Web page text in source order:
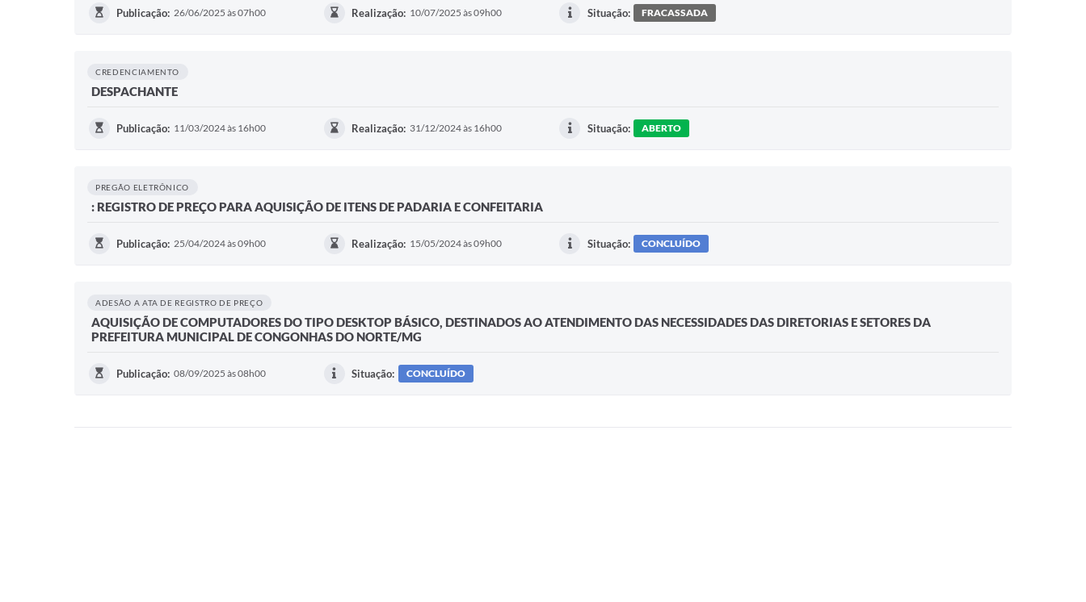
Publicação: 26/06/2025 às 07h00 Realização: 10/07/2025 às 09h00 Situação: FRACASSADA
CREDENCIAMENTO
DESPACHANTE
Publicação: 11/03/2024 às 16h00 Realização: 31/12/2024 às 16h00 Situação: ABERTO
PREGÃO ELETRÔNICO
: REGISTRO DE PREÇO PARA AQUISIÇÃO DE ITENS DE PADARIA E CONFEITARIA
Publicação: 25/04/2024 às 09h00 Realização: 15/05/2024 às 09h00 Situação: CONCLUÍDO
ADESÃO A ATA DE REGISTRO DE PREÇO
AQUISIÇÃO DE COMPUTADORES DO TIPO DESKTOP BÁSICO, DESTINADOS AO ATENDIMENTO DAS NECESSIDADES DAS DIRETORIAS E SETORES DA
PREFEITURA MUNICIPAL DE CONGONHAS DO NORTE/MG
Publicação: 08/09/2025 às 08h00 Situação: CONCLUÍDO